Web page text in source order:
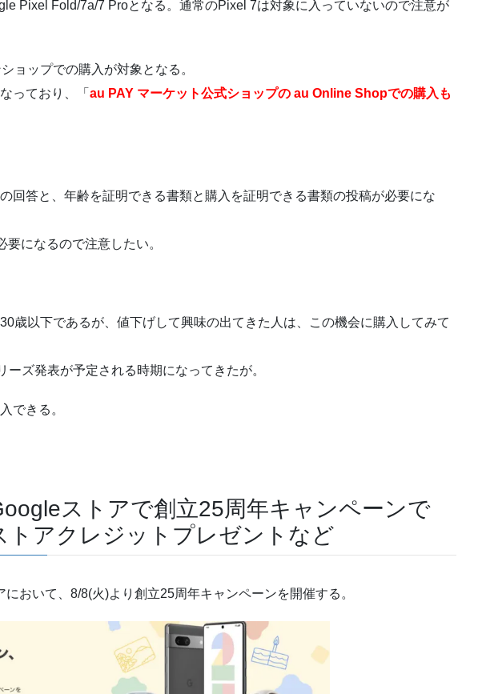
Pixel Fold/7a/7 Proとなる。通常のPixel 7は対象に入っていないので注意が
ョップでの購入が対象となる。
っており、「 au PAY マーケット公式ショップの au Online Shopでの購入も
回答と、年齢を証明できる書類と購入を証明できる書類の投稿が必要にな
要になるので注意したい。
歳以下であるが、値下げして興味の出てきた人は、この機会に購入してみて
ーズ発表が予定される時期になってきたが。
できる。
ストアで創立25周年キャンペーンで
トアクレジットプレゼントなど
おいて、8/8(火)より創立25周年キャンペーンを開催する。